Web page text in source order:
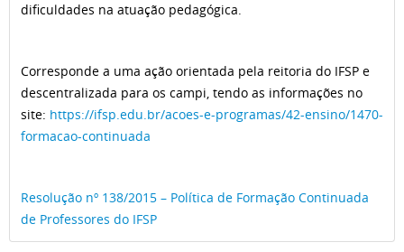
dificuldades na atuação pedagógica.
Corresponde a uma ação orientada pela reitoria do IFSP e
descentralizada para os campi, tendo as informações no
site: https://ifsp.edu.br/acoes-e-programas/42-ensino/1470-
formacao-continuada
Resolução nº 138/2015 – Política de Formação Continuada
de Professores do IFSP